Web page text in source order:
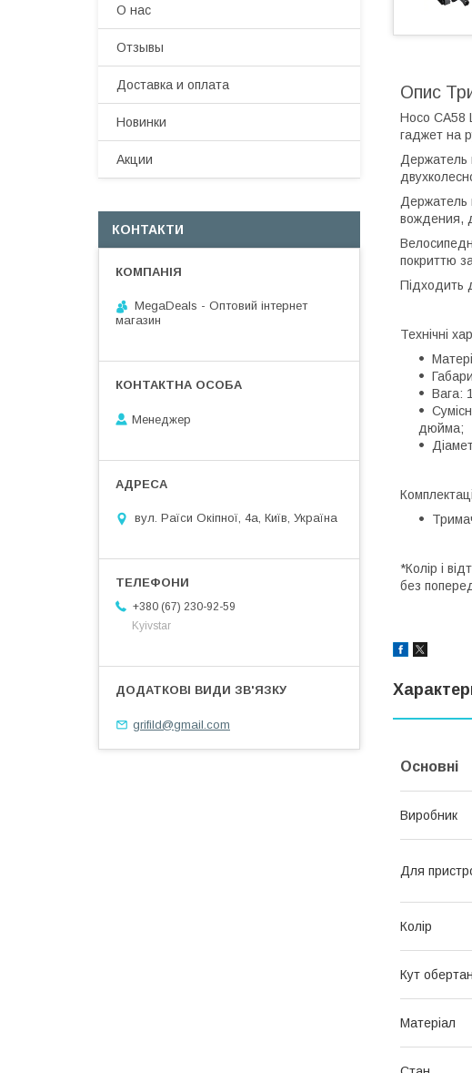
Опис
Hoco CA58
гаджет на
Держатель
Держатель
вождения,
покриттю
Підходить
Технічні
Вага:
дюйма;
*Колір і
без
Основні
Виробник
Для
Колір
Кут
Матеріал
О нас
Отзывы
Доставка и оплата
Новинки
Акции
КОНТАКТИ
MegaDeals - Оптовий інтернет
магазин
Менеджер
вул. Раїси Окіпної, 4а, Київ, Україна
+380 (67) 230-92-59
Kyivstar
grifild@gmail.com